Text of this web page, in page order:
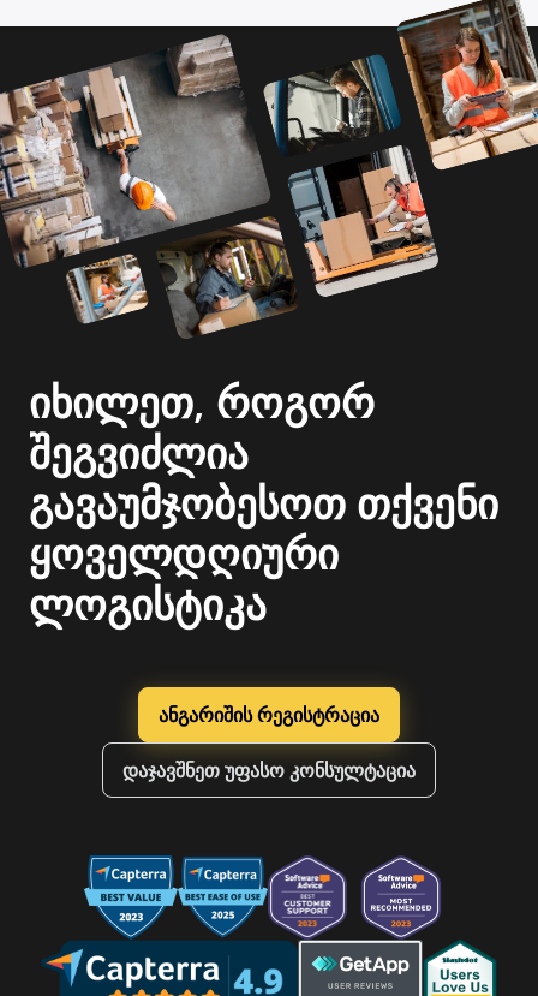
იხილეთ, როგორ
შეგვიძლია
გავაუმჯობესოთ თქვენი
ყოველდღიური
ლოგისტიკა
ანგარიშის რეგისტრაცია
დაჯავშნეთ უფასო კონსულტაცია